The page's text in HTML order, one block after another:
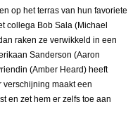
op het terras van hun favoriete
collega Bob Sala (Michael
raken ze verwikkeld in een
Sanderson (Aaron
(Amber Heard) heeft
verschijning maakt een
en zet hem er zelfs toe aan